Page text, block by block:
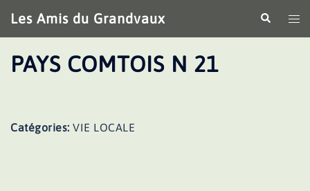
au
contenu
Les Amis du Grandvaux
le
PAYS COMTOIS N 21
Catégories: VIE LOCALE